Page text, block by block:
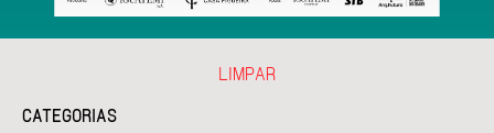
CATEGORIAS
LIMPAR